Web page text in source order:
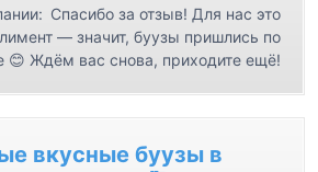
Спасибо за отзыв! Для нас это
— значит, буузы пришлись по
😊 Ждём вас снова, приходите ещё!
вкусные буузы в